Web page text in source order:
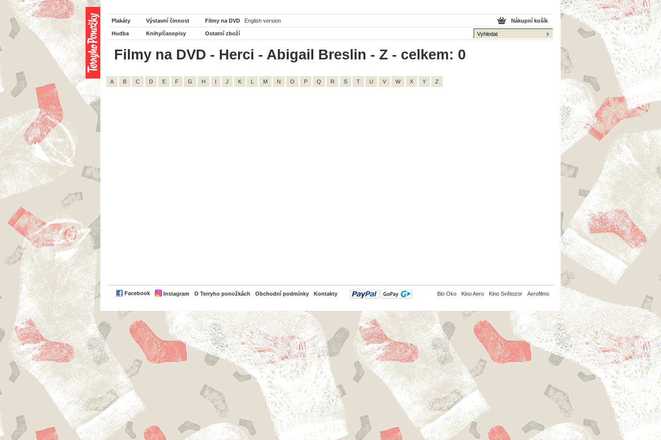
Plakáty Výstavní činnost Filmy na DVD English version
Hudba Knihy/časopisy Ostatní zboží
Nákupní košík
Filmy na DVD - Herci - Abigail Breslin - Z - celkem: 0
A B C D E F G H I J K L M N O P Q R S T U V W X Y Z
Facebook Instagram O Terryho ponožkách Obchodní podmínky Kontakty
PayPal Bio Oko Kino Aero Kino Světozor Aerofilms